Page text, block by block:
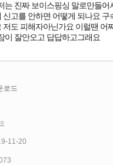
는 진짜 보이스핑싱 말로만들어
신고를 안하면 어떻게 되나요 구
저도 피해자아닌가요 이럴땐 어
이 잘안오고 답답하고그래요
로드
11-20